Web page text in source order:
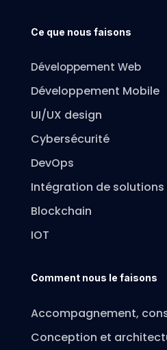
Ce que nous faisons
Développement Web
Développement Mobile
UI/UX design
Cybersécurité
DevOps
Intégration de solutions
Blockchain
IOT
Comment nous le faisons
Accompagnement,
Conception et